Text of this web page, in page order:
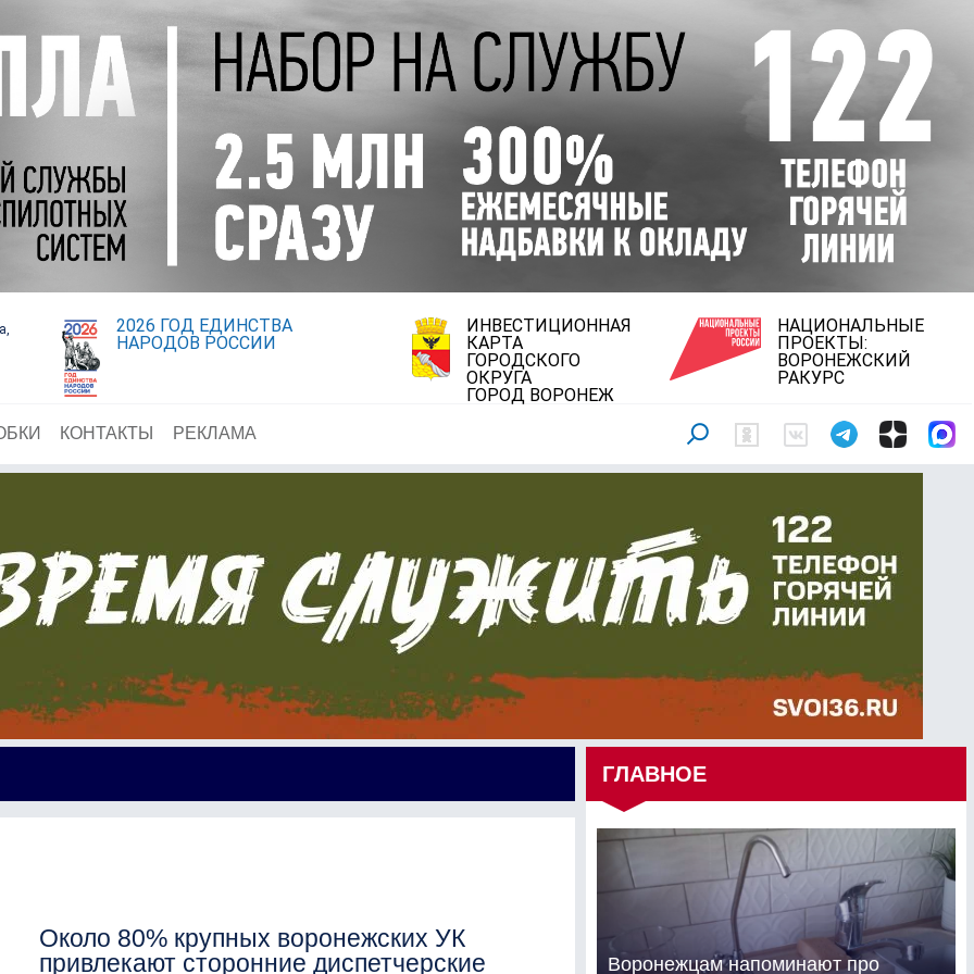
2026 ГОД ЕДИНСТВА
НАРОДОВ РОССИИ
ИНВЕСТИЦИОННАЯ
КАРТА
ГОРОДСКОГО
ОКРУГА
ГОРОД ВОРОНЕЖ
НАЦИОНАЛЬНЫЕ
ПРОЕКТЫ:
ВОРОНЕЖСКИЙ
РАКУРС
КОНТАКТЫ РЕКЛАМА
Около 80% крупных воронежских УК
привлекают сторонние диспетчерские
ГЛАВНОЕ
Воронежцам напоминают про